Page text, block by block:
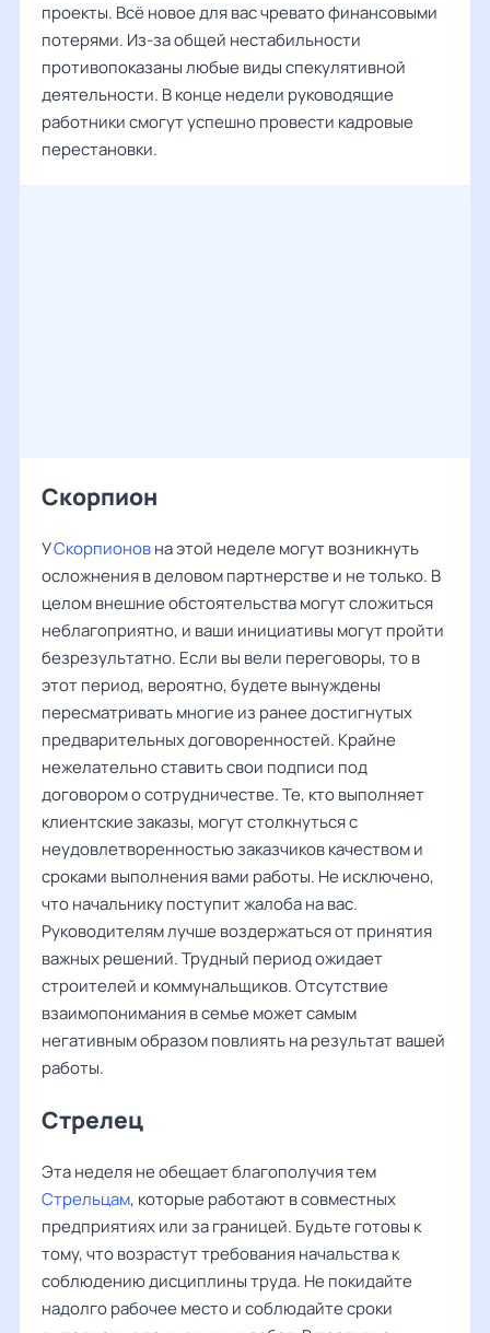
проекты. Всё новое для вас чревато финансовыми
потерями. Из-за общей нестабильности
противопоказаны любые виды спекулятивной
деятельности. В конце недели руководящие
работники смогут успешно провести кадровые
перестановки.
Скорпион
УСкорпионовна этой неделе могут возникнуть
осложнения в деловом партнерстве и не только. В
целом внешние обстоятельства могут сложиться
неблагоприятно, и ваши инициативы могут пройти
безрезультатно. Если вы вели переговоры, то в
этот период, вероятно, будете вынуждены
пересматривать многие из ранее достигнутых
предварительных договоренностей. Крайне
нежелательно ставить свои подписи под
договором о сотрудничестве. Те, кто выполняет
клиентские заказы, могут столкнуться с
неудовлетворенностью заказчиков качеством и
сроками выполнения вами работы. Не исключено,
что начальнику поступит жалоба на вас.
Руководителям лучше воздержаться от принятия
важных решений. Трудный период ожидает
строителей и коммунальщиков. Отсутствие
взаимопонимания в семье может самым
негативным образом повлиять на результат вашей
работы.
Стрелец
Эта неделя не обещает благополучия тем
Стрельцам, которые работают в совместных
предприятиях или за границей. Будьте готовы к
тому, что возрастут требования начальства к
соблюдению дисциплины труда. Не покидайте
надолго рабочее место и соблюдайте сроки